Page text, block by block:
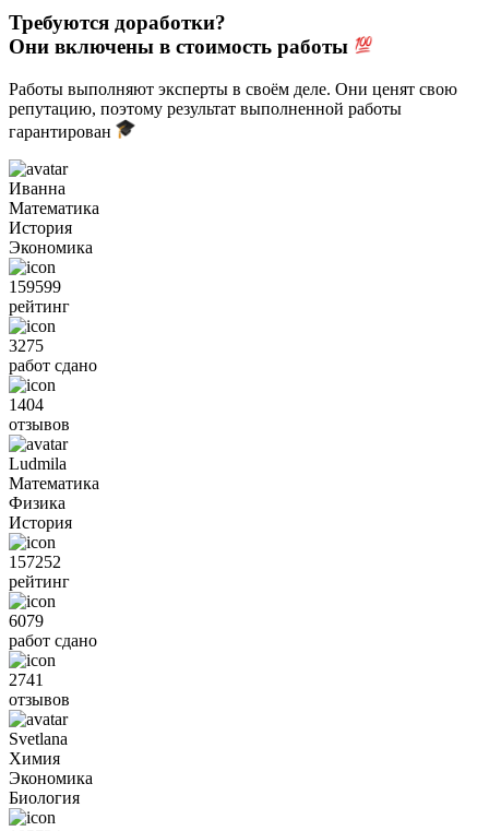
Требуются доработки?
Они включены в стоимость работы
Работы выполняют эксперты в своём деле. Они ценят свою
репутацию, поэтому результат выполненной работы
гарантирован
Иванна
Математика
История
Экономика
159599
рейтинг
3275
работ сдано
1404
отзывов
Ludmila
Математика
Физика
История
157252
рейтинг
6079
работ сдано
2741
отзывов
Svetlana
Химия
Экономика
Биология